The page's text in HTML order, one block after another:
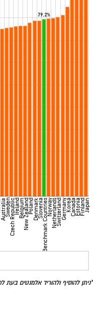
79.2%
AustraliaSwedenCzech RepublicIrelandBelgiumNew ZealandPolandDenmarkSloveniaBenchmark CountriesNorwayNetherlandsSwitzerlandGermanyKoreaCanadaEstoniaFinlandJapan
*ניתן להוסיף ולהוריד אלמנטים